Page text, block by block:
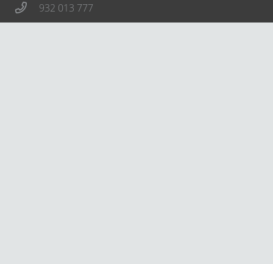
932 013 777